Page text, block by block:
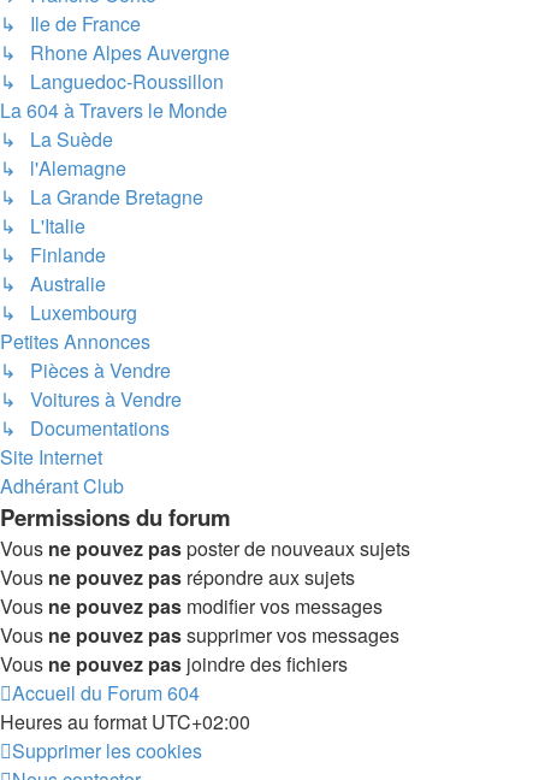
↳ Ile de France
↳ Rhone Alpes Auvergne
↳ Languedoc-Roussillon
La 604 à Travers le Monde
↳ La Suède
↳ l'Alemagne
↳ La Grande Bretagne
↳ L'Italie
↳ Finlande
↳ Australie
↳ Luxembourg
Petites Annonces
↳ Pièces à Vendre
↳ Voitures à Vendre
↳ Documentations
Site Internet
Adhérant Club
Permissions du forum
Vous ne pouvez pasposter de nouveaux sujets
Vous ne pouvez pas répondre aux sujets
Vous ne pouvez pas modifier vos messages
Vous ne pouvez passupprimer vos messages
Vous ne pouvez pas joindre des fichiers
Accueil du Forum 604
Heures au format UTC+02:00
Supprimer les cookies